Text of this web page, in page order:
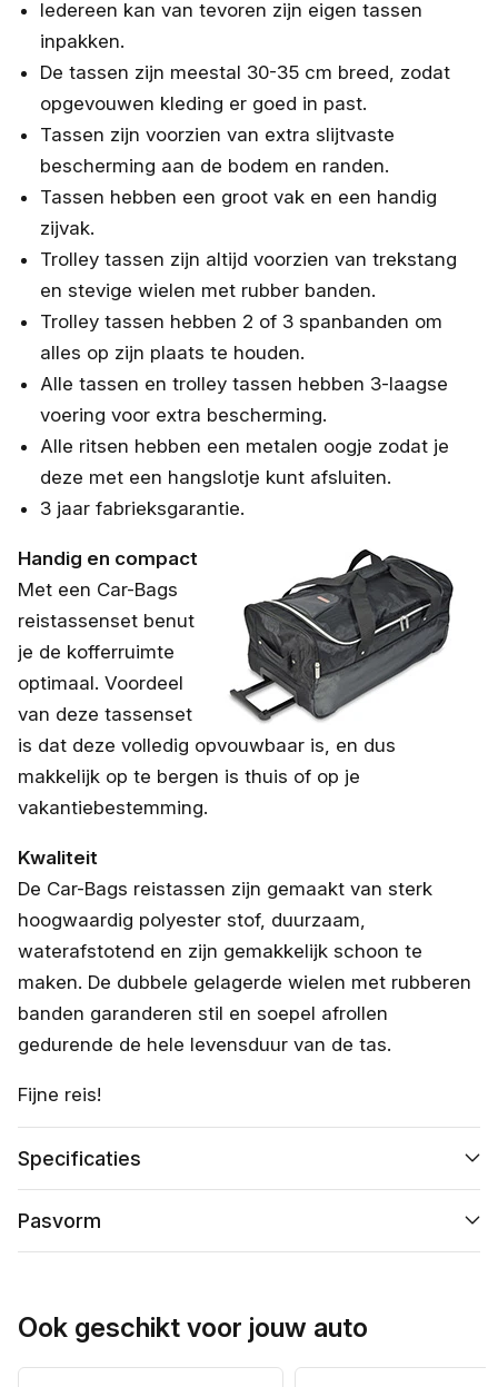
Iedereen kan van tevoren zijn eigen tassen
inpakken.
De tassen zijn meestal 30-35 cm breed, zodat
opgevouwen kleding er goed in past.
Tassen zijn voorzien van extra slijtvaste
bescherming aan de bodem en randen.
Tassen hebben een groot vak en een handig
zijvak.
Trolley tassen zijn altijd voorzien van trekstang
en stevige wielen met rubber banden.
Trolley tassen hebben 2 of 3 spanbanden om
alles op zijn plaats te houden.
Alle tassen en trolley tassen hebben 3-laagse
voering voor extra bescherming.
Alle ritsen hebben een metalen oogje zodat je
deze met een hangslotje kunt afsluiten.
3 jaar fabrieksgarantie.
Handig en compact
Met een Car-Bags
reistassenset benut
je de kofferruimte
optimaal. Voordeel
van deze tassenset
is dat deze volledig opvouwbaar is, en dus
makkelijk op te bergen is thuis of op je
vakantiebestemming.
Kwaliteit
De Car-Bags reistassen zijn gemaakt van sterk
hoogwaardig polyester stof, duurzaam,
waterafstotend en zijn gemakkelijk schoon te
maken. De dubbele gelagerde wielen met rubberen
banden garanderen stil en soepel afrollen
gedurende de hele levensduur van de tas.
Fijne reis!
Specificaties
Pasvorm
Ook geschikt voor jouw auto